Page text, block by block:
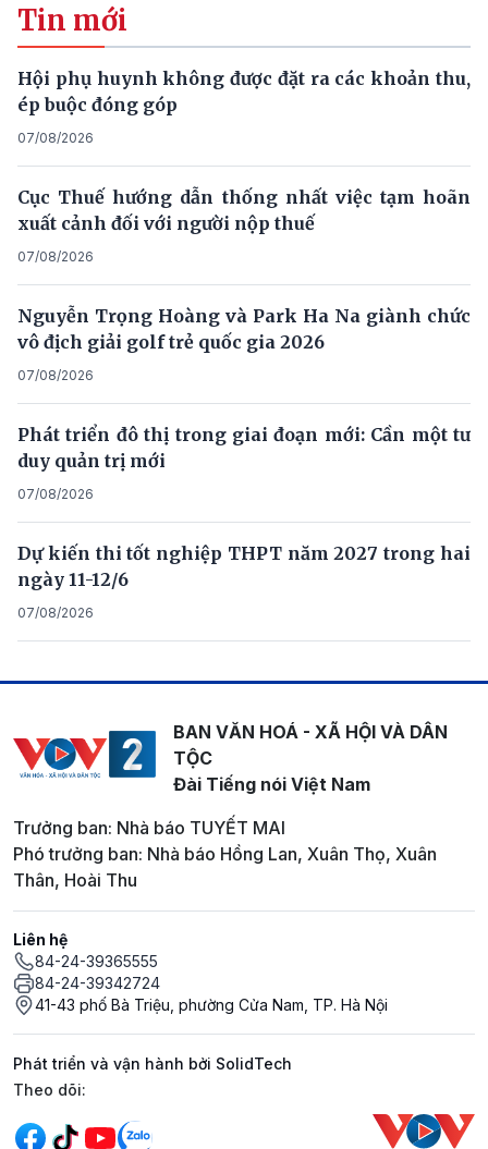
Tin mới
Hội phụ huynh không được đặt ra các khoản thu,
ép buộc đóng góp
07/08/2026
Cục Thuế hướng dẫn thống nhất việc tạm hoãn
xuất cảnh đối với người nộp thuế
07/08/2026
Nguyễn Trọng Hoàng và Park Ha Na giành chức
vô địch giải golf trẻ quốc gia 2026
07/08/2026
Phát triển đô thị trong giai đoạn mới: Cần một tư
duy quản trị mới
07/08/2026
Dự kiến thi tốt nghiệp THPT năm 2027 trong hai
ngày 11-12/6
07/08/2026
BAN VĂN HOÁ - XÃ HỘI VÀ DÂN
TỘC
Đài Tiếng nói Việt Nam
Trưởng ban: Nhà báo TUYẾT MAI
Phó trưởng ban: Nhà báo Hồng Lan, Xuân Thọ, Xuân
Thân, Hoài Thu
Liên hệ
84-24-39365555
84-24-39342724
41-43 phố Bà Triệu, phường Cửa Nam, TP. Hà Nội
Phát triển và vận hành bởi SolidTech
Mạng xã hội
Theo dõi: